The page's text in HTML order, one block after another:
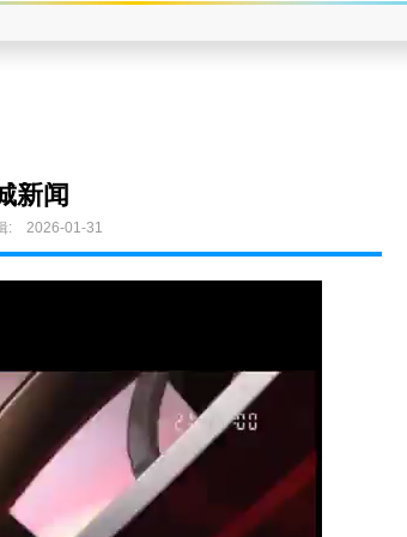
新闻
: 2026-01-31